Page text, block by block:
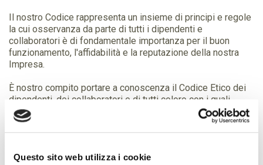
Questo sito web utilizza i cookie
Il nostro Codice rappresenta un insieme di principi e regole
la cui osservanza da parte di tutti i dipendenti e
collaboratori è di fondamentale importanza per il buon
funzionamento, l'affidabilità e la reputazione della nostra
Impresa.
È nostro compito portare a conoscenza il Codice Etico dei
dipendenti, dei collaboratori e di tutti coloro con i quali
intratteniamo relazioni d'affari attraverso strumenti di
comunicazione adeguati.